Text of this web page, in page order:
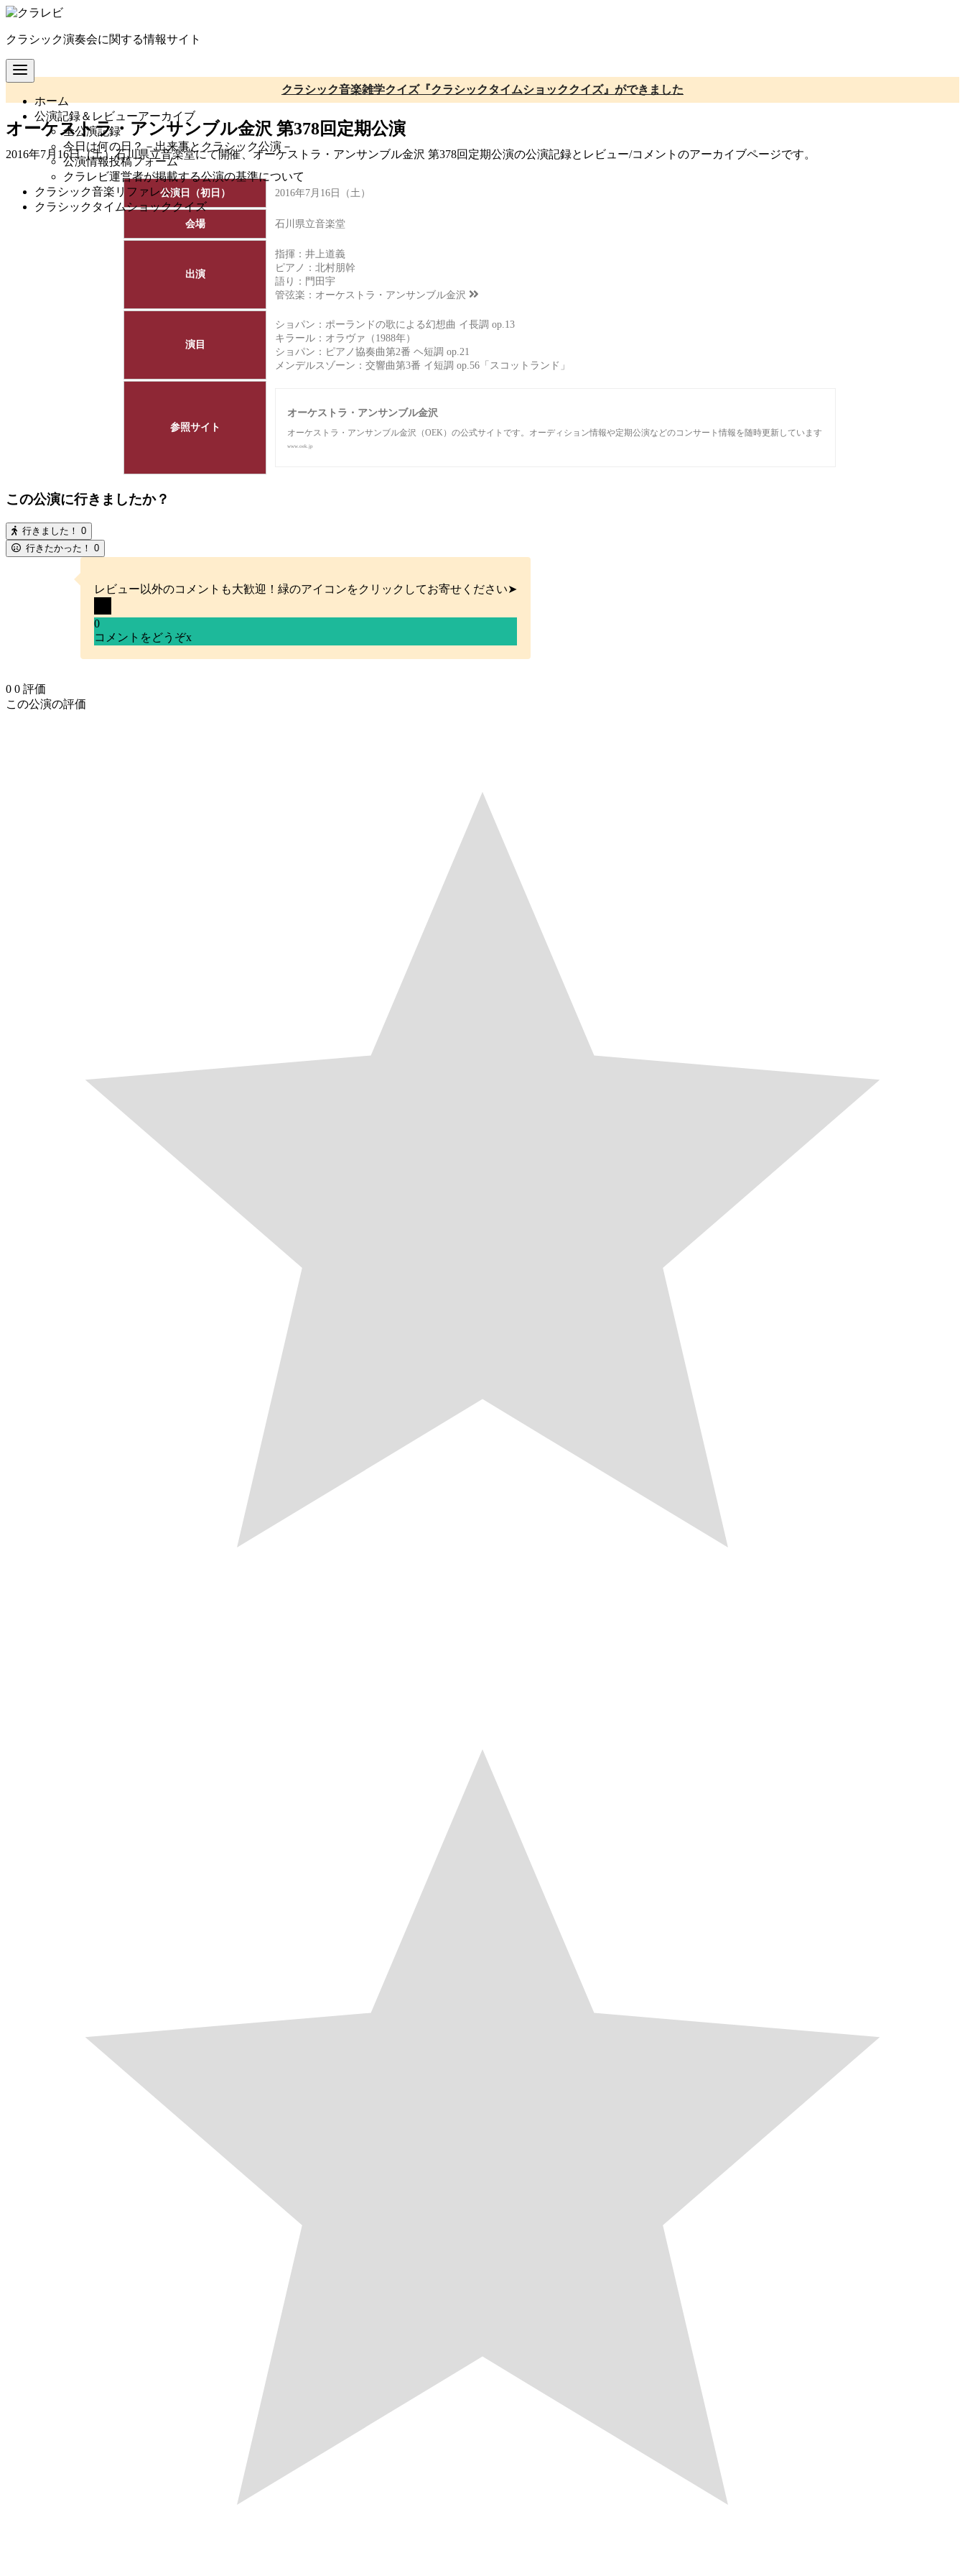
コ
テ
ン
ツ
移
クラシック演奏会に関する情報サイト
ホーム
公演記録＆レビューアーカイブ
全公演記録
今日は何の日？－出来事とクラシック公演－
公演情報投稿フォーム
クラレビ運営者が掲載する公演の基準について
クラシック音楽リファレンス
クラシックタイムショッククイズ
クラシック音楽雑学クイズ『クラシックタイムショッククイズ』ができました
オーケストラ・アンサンブル金沢 第378回定期公演
2016年7月16日（土）石川県立音楽堂にて開催、オーケストラ・アンサンブル金沢 第378回定期公演の公演記録とレビュー/コメントのアーカイブページです。
公演日（初日） 2016年7月16日（土）
会場 石川県立音楽堂
出演
指揮：井上道義
ピアノ：北村朋幹
語り：門田宇
管弦楽： オーケストラ・アンサンブル金沢
演目
ショパン：ポーランドの歌による幻想曲 イ長調 op.13
キラール：オラヴァ（1988年）
ショパン：ピアノ協奏曲第2番 ヘ短調 op.21
メンデルスゾーン：交響曲第3番 イ短調 op.56「スコットランド」
参照サイト
オーケストラ・アンサンブル金沢
オーケストラ・アンサンブル金沢（OEK）の公式サイトです。オーディション情報や定期公演などのコンサート情報を随時更新しています
www.oek.jp
この公演に行きましたか？
行きました！ 0
行きたかった！ 0
レビュー以外のコメントも大歓迎！緑のアイコンをクリックしてお寄せください➤
0
コメントをどうぞx
0 0 評価
この公演の評価